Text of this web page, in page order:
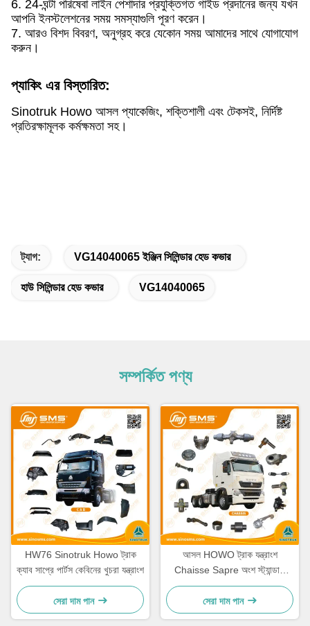
6. 24-ঘন্টা পরিষেবা লাইন পেশাদার প্রযুক্তিগত গাইড প্রদানের জন্য যখন
আপনি ইনস্টলেশনের সময় সমস্যাগুলি পূরণ করেন।
7. আরও বিশদ বিবরণ, অনুগ্রহ করে যেকোন সময় আমাদের সাথে যোগাযোগ
করুন।
প্যাকিং এর বিস্তারিত:
Sinotruk Howo আসল প্যাকেজিং, শক্তিশালী এবং টেকসই, নির্দিষ্ট
প্রতিরক্ষামূলক কর্মক্ষমতা সহ।
ট্যাগ: VG14040065 ইঞ্জিন সিলিন্ডার হেড কভার
হাউ সিলিন্ডার হেড কভার VG14040065
সম্পর্কিত পণ্য
HW76 Sinotruk Howo ট্রাক
ক্যাব সাপ্রে পার্টস কেবিনের খুচরা যন্ত্রাংশ
সেরা দাম পান
আসল HOWO ট্রাক যন্ত্রাংশ
Chaisse Sapre অংশ স্ট্যান্ডার্ড
আকার
সেরা দাম পান